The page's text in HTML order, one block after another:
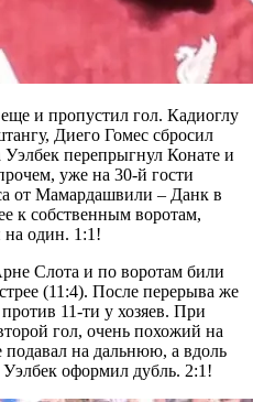
и пропустил гол. Кадиоглу
Диего Гомес сбросил
перепрыгнул Конате и
уже на 30-й гости
от Мамардашвили – Данк в
к собственным воротам,
на один. 1:1!
Слота и по воротам били
(11:4). После перерыва же
11-ти у хозяев. При
гол, очень похожий на
на дальнюю, а вдоль
оформил дубль. 2:1!